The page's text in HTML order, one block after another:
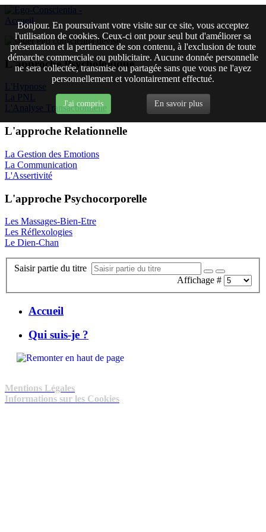
Bonjour. En poursuivant votre visite sur ce site, vous acceptez
l'utilisation de cookies. Ceux-ci ont pour seul but d'améliorer sa
présentation et la pertinence de son contenu, à l'exclusion de toute
démarche commerciale ou publicitaire. Aucune donnée personnelle
ne sera collectée, transmise ou partagée sans que vous ne l'ayez
personnellement et volontairement effectué.
J'ai compris En savoir plus
L'approche Psychologique
L'Hypnose
La PNL
L'Analyse Transactionnelle
L'approche Relationnelle
La Gestion des Emotions
La Communication
L'Assertivité
L'approche Psychocorporelle
Les Massages-Bien-Etre
Les Réflexologies
Le Dien-Chan
Saisir partie du titre
Affichage #
Accueil
Qui suis-je ?
Mentions Légales
Informations sur les Cookies